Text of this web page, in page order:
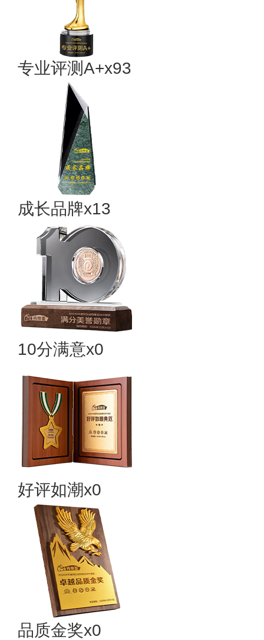
专业评测A+x93
成长品牌x13
10分满意x0
好评如潮x0
品质金奖x0